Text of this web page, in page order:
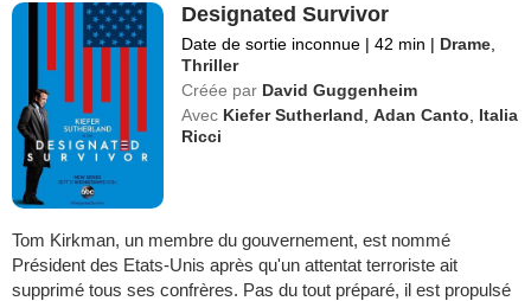
Designated Survivor
Date de sortie inconnue | 42 min | Drame
Thriller
Créée par David Guggenheim
Avec Kiefer Sutherland ,Adan Canto
Italia
Ricci
Tom Kirkman, un membre du gouvernement, est nommé
Président des Etats-Unis après qu'un attentat terroriste ait
supprimé tous ses confrères. Pas du tout préparé, il est propulsé